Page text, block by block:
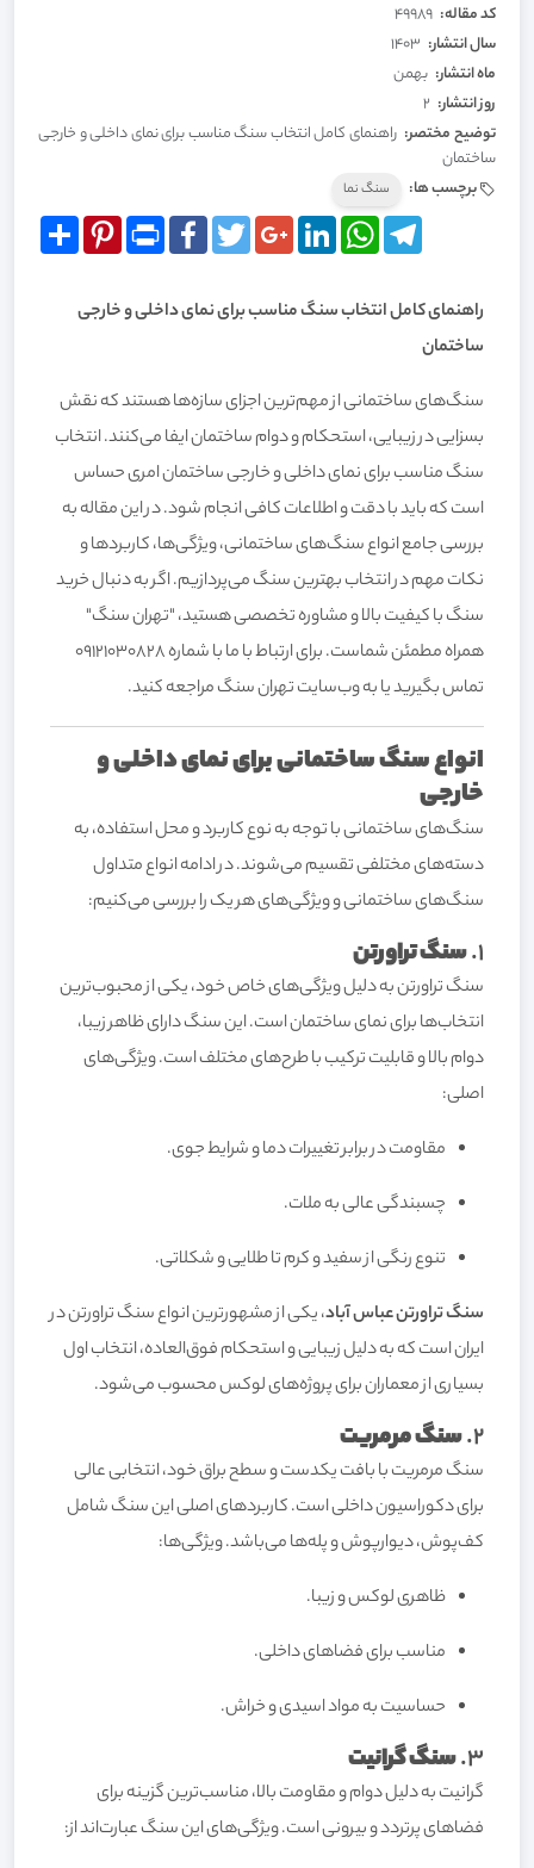
کد مقاله: 49989
سال انتشار: 1403
ماه انتشار: بهمن
روز انتشار: 2
توضیح مختصر: راهنمای کامل انتخاب سنگ مناسب برای نمای داخلی و خارجی
ساختمان
برچسب ها:
سنگ نما
Share
Pinterest Print
FacebookTwitterGoogle+LinkedIn
WhatsAppTelegram
راهنمای کامل انتخاب سنگ مناسب برای نمای داخلی و خارجی
ساختمان
سنگ‌های ساختمانی از مهم‌ترین اجزای سازه‌ها هستند که نقش
بسزایی در زیبایی، استحکام و دوام ساختمان ایفا می‌کنند. انتخاب
سنگ مناسب برای نمای داخلی و خارجی ساختمان امری حساس
است که باید با دقت و اطلاعات کافی انجام شود. در این مقاله به
بررسی جامع انواع سنگ‌های ساختمانی، ویژگی‌ها، کاربردها و
نکات مهم در انتخاب بهترین سنگ می‌پردازیم. اگر به دنبال خرید
سنگ با کیفیت بالا و مشاوره تخصصی هستید، "تهران سنگ"
همراه مطمئن شماست. برای ارتباط با ما با شماره 09121030828
تماس بگیرید یا به وب‌سایتتهران سنگمراجعه کنید.
انواع سنگ ساختمانی برای نمای داخلی و
خارجی
سنگ‌های ساختمانی با توجه به نوع کاربرد و محل استفاده، به
دسته‌های مختلفی تقسیم می‌شوند. در ادامه انواع متداول
سنگ‌های ساختمانی و ویژگی‌های هر یک را بررسی می‌کنیم:
1. سنگ تراورتن
سنگ تراورتن به دلیل ویژگی‌های خاص خود، یکی از محبوب‌ترین
انتخاب‌ها برای نمای ساختمان است. این سنگ دارای ظاهر زیبا،
دوام بالا و قابلیت ترکیب با طرح‌های مختلف است. ویژگی‌های
اصلی:
مقاومت در برابر تغییرات دما و شرایط جوی.
چسبندگی عالی به ملات.
تنوع رنگی از سفید و کرم تا طلایی و شکلاتی.
سنگ تراورتن عباس آباد، یکی از مشهورترین انواع سنگ تراورتن در
ایران است که به دلیل زیبایی و استحکام فوق‌العاده، انتخاب اول
بسیاری از معماران برای پروژه‌های لوکس محسوب می‌شود.
2. سنگ مرمریت
سنگ مرمریت با بافت یکدست و سطح براق خود، انتخابی عالی
برای دکوراسیون داخلی است. کاربردهای اصلی این سنگ شامل
کف‌پوش، دیوارپوش و پله‌ها می‌باشد. ویژگی‌ها:
ظاهری لوکس و زیبا.
مناسب برای فضاهای داخلی.
حساسیت به مواد اسیدی و خراش.
3. سنگ گرانیت
گرانیت به دلیل دوام و مقاومت بالا، مناسب‌ترین گزینه برای
فضاهای پرتردد و بیرونی است. ویژگی‌های این سنگ عبارت‌اند از: